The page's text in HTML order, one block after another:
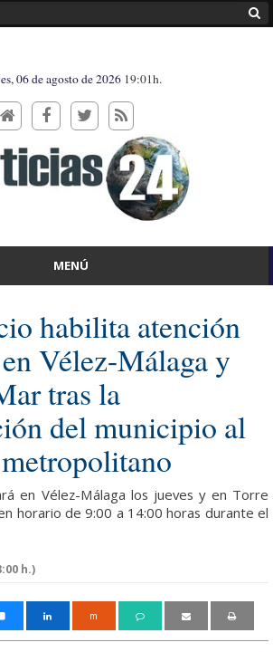
06 de agosto de 2026 19:01h.
MENÚ
habilita atención
Vélez-Málaga y
tras la
del municipio al
en Vélez-Málaga los jueves y en Torre
horario de 9:00 a 14:00 horas durante el
h.)
m